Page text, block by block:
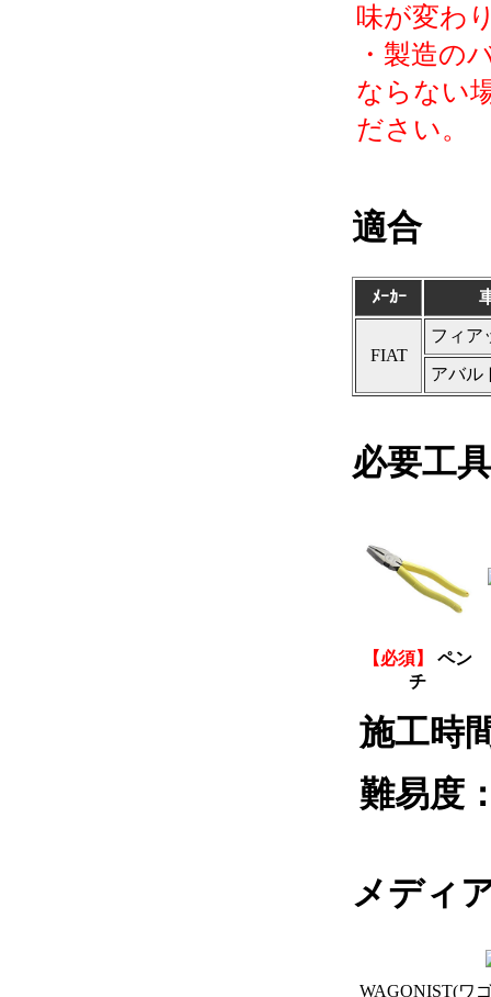
味が変わ
・製造の
ならない
ださい。
適合
ﾒｰｶｰ
FIAT
フィア
アバル
必要工具
【必須】
ペン
チ
施工時
難易度
メディ
WAGONIST(ワ